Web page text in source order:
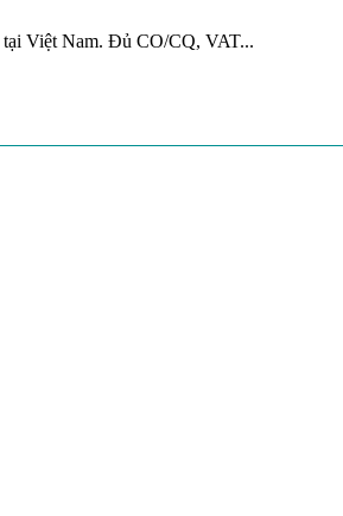
tại Việt Nam. Đủ CO/CQ, VAT...